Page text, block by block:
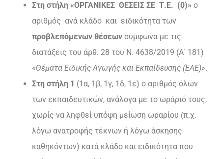
Στη στήλη «ΟΡΓΑΝΙΚΕΣ ΘΕΣΕΙΣ ΣΕ Τ.Ε. (0)» ο
αριθμός ανά κλάδο και ειδικότητα των
προβλεπόμενων θέσεων σύμφωνα με τις
διατάξεις του άρθ. 28 του Ν. 4638/2019 (Α΄ 181)
«Θέματα Ειδικής Αγωγής και Εκπαίδευσης (ΕΑΕ)».
Στη στήλη 1 (1α, 1β, 1γ, 1δ, 1ε) ο αριθμός όλων
των εκπαιδευτικών, ανάλογα με το ωράριό τους,
χωρίς να ληφθεί υπόψη μείωση ωραρίου (π.χ.
λόγω ανατροφής τέκνων ή λόγω άσκησης
καθηκόντων) κατά κλάδο και ειδικότητα που